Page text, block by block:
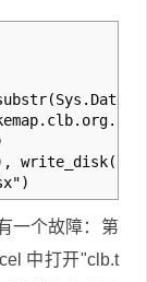
一个故障：第
中打开"clb.t